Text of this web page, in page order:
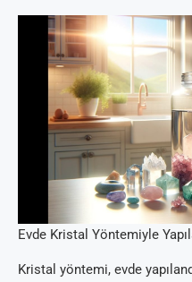
Evde Kristal Yöntemiyle
Kristal yöntemi, evde